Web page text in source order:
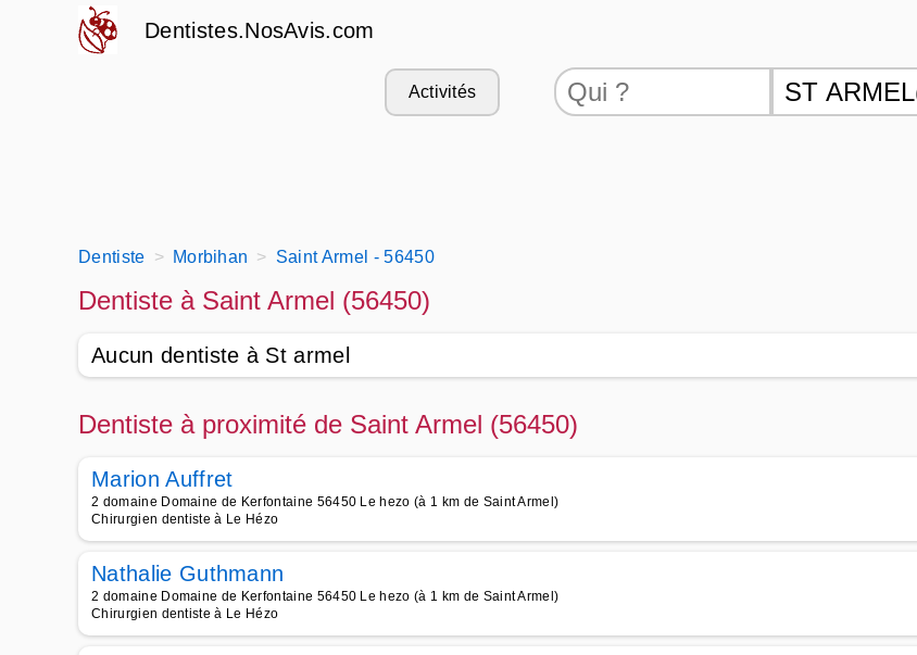
Dentistes.NosAvis.com
Activités
Dentiste Morbihan Saint Armel - 56450
Dentiste à Saint Armel (56450)
Aucun dentiste à St armel
Dentiste à proximité de Saint Armel (56450)
Marion Auffret
2 domaine Domaine de Kerfontaine 56450 Le hezo (à 1 km de Saint Armel)
Chirurgien dentiste à Le Hézo
Nathalie Guthmann
2 domaine Domaine de Kerfontaine 56450 Le hezo (à 1 km de Saint Armel)
Chirurgien dentiste à Le Hézo